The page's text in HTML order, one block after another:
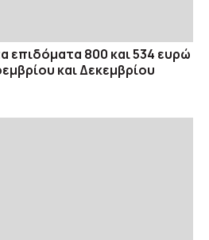
επιδόματα 800 και 534 ευρώ
και Δεκεμβρίου